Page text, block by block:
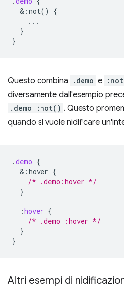
& :not()
{
...
}
}
Questo combina .demo e
diversamente dall'esempio
.demo :not() . Questo
quando si vuole nidificare
.demo {
& :hover {
/* .demo:hover */
}
:hover {
/* .demo :hover */
}
}
Altri esempi di